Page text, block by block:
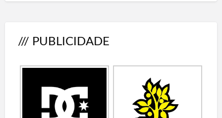
/// PUBLICIDADE